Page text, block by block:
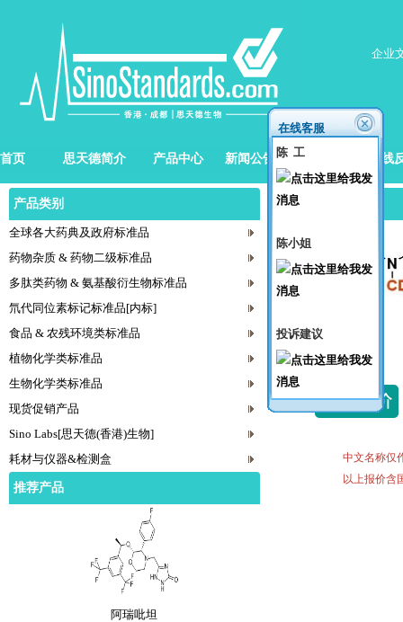
企业
首页 思天德简介 产品中心 新闻公告 招贤纳士 在线
在线客服
陈 工
陈小姐
投诉建议
产品类别
全球各大药典及政府标准品
药物杂质 & 药物二级标准品
多肽类药物 & 氨基酸衍生物标准品
氘代同位素标记标准品[内标]
食品 & 农残环境类标准品
植物化学类标准品
生物化学类标准品
现货促销产品
Sino Labs[思天德(香港)生物]
耗材与仪器&检测盒
推荐产品
阿法骨化醇
阿瑞吡坦
产品目录
中文名称仅
以上报价含